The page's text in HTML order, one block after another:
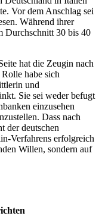
Vor dem Anschlag sei
Während ihrer
Durchschnitt 30 bis 40
hat die Zeugin nach
habe sich
und
Sie sei weder befugt
einzusehen
Dass nach
der deutschen
Verfahrens erfolgreich
Willen, sondern auf